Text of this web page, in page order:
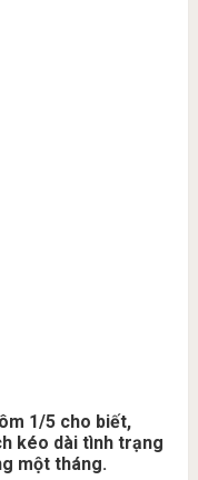
1/5 cho biết,
kéo dài tình trạng
một tháng.